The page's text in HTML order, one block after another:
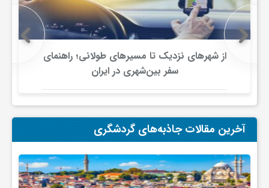
از شهرهای نزدیک تا مسیرهای طولانی؛ راهنمای
سفر بین‌شهری در ایران
آخرین مقالات جاذبه‌های گردشگری